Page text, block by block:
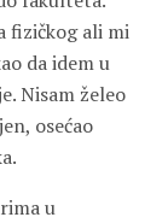
fizičkog ali mi
da idem u
Nisam želeo
osećao
u